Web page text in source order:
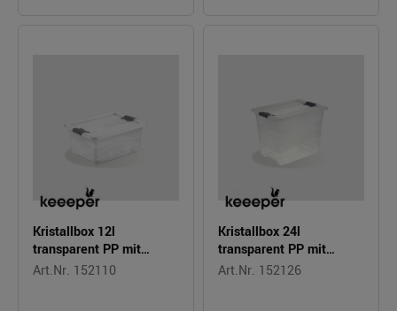
Kristallbox 12l
transparent PP mit
Deckel
Art.Nr. 152110
Kristallbox 24l
transparent PP mit
Deckel
Art.Nr. 152126